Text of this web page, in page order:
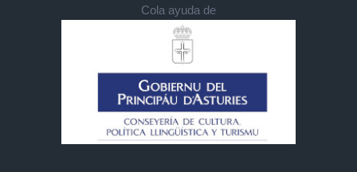
Cola ayuda de